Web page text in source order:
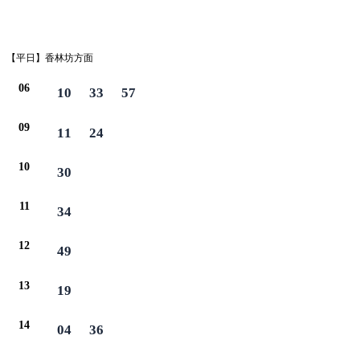
【平日】香林坊方面
06 10 33 57
09 11 24
10 30
11 34
12 49
13 19
14 04 36